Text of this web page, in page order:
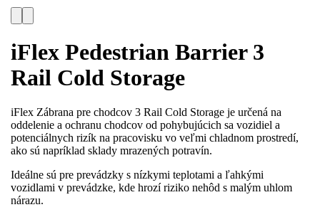
iFlex Pedestrian Barrier 3
Rail Cold Storage
iFlex Zábrana pre chodcov 3 Rail Cold Storage je určená na
oddelenie a ochranu chodcov od pohybujúcich sa vozidiel a
potenciálnych rizík na pracovisku vo veľmi chladnom prostredí,
ako sú napríklad sklady mrazených potravín.
Ideálne sú pre prevádzky s nízkymi teplotami a ľahkými
vozidlami v prevádzke, kde hrozí riziko nehôd s malým uhlom
nárazu.